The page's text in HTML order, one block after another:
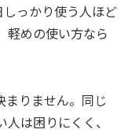
っかり使う人ほど
軽めの使い方なら
まりません。同じ
は困りにくく、